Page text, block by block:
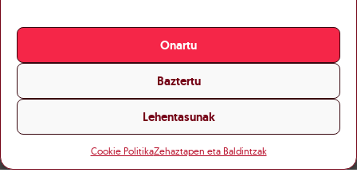
Onartu
Baztertu
Lehentasunak
Cookie PolitikaZehaztapen eta Baldintzak